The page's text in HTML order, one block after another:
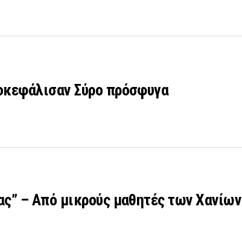
Σύρο πρόσφυγα
– Από μικρούς μαθητές των Χανίων